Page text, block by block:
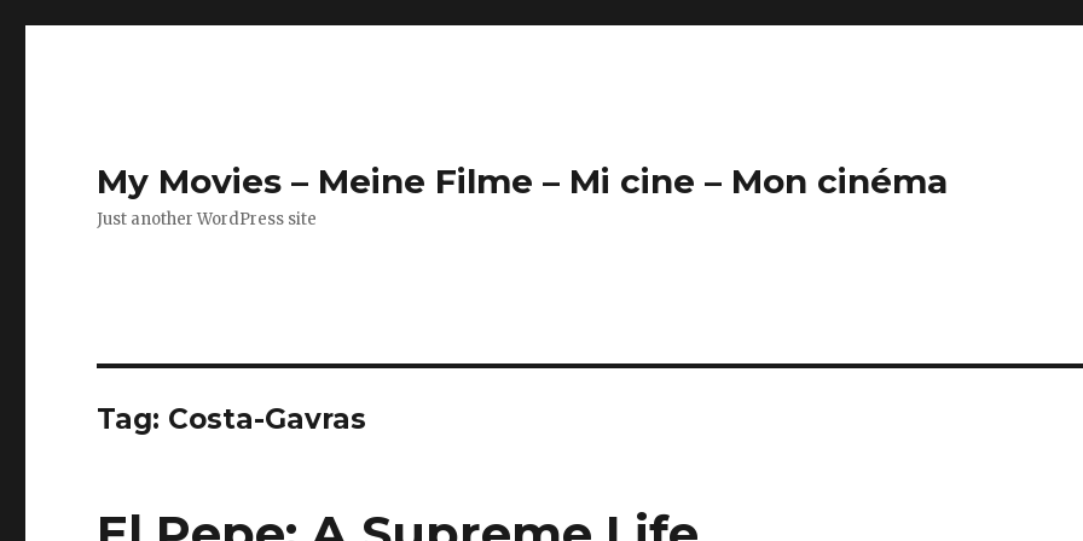
My Movies – Meine Filme – Mi cine – Mon cinéma
Just another WordPress site
Tag: Costa-Gavras